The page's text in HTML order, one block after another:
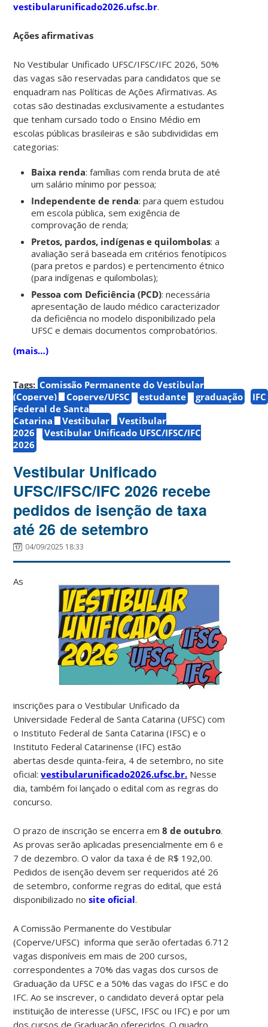
vestibularunificado2026.ufsc.br.
Ações afirmativas
No Vestibular Unificado UFSC/IFSC/IFC 2026, 50%
das vagas são reservadas para candidatos que se
enquadram nas Políticas de Ações Afirmativas. As
cotas são destinadas exclusivamente a estudantes
que tenham cursado todo o Ensino Médio em
escolas públicas brasileiras e são subdivididas em
categorias:
Baixa renda: famílias com renda bruta de até
um salário mínimo por pessoa;
Independente de renda: para quem estudou
em escola pública, sem exigência de
comprovação de renda;
Pretos, pardos, indígenas e quilombolas: a
avaliação será baseada em critérios fenotípicos
(para pretos e pardos) e pertencimento étnico
(para indígenas e quilombolas);
Pessoa com Deficiência (PCD): necessária
apresentação de laudo médico caracterizador
da deficiência no modelo disponibilizado pela
UFSC e demais documentos comprobatórios.
(mais…)
Tags: Comissão Permanente do Vestibular
(Coperve)
Coperve/UFSC estudante graduação
IFC
Federal de Santa
Catarina
Vestibular
Vestibular
2026
Vestibular Unificado UFSC/IFSC/IFC
2026
Vestibular Unificado
UFSC/IFSC/IFC 2026 recebe
pedidos de isenção de taxa
até 26 de setembro
04/09/2025 18:33
As
inscrições para o Vestibular Unificado da
Universidade Federal de Santa Catarina (UFSC) com
o Instituto Federal de Santa Catarina (IFSC) e o
Instituto Federal Catarinense (IFC) estão
abertas desde quinta-feira, 4 de setembro, no site
oficial:vestibularunificado2026.ufsc.br. Nesse
dia, também foi lançado o edital com as regras do
concurso.
O prazo de inscrição se encerra em8 de outubro.
As provas serão aplicadas presencialmente em 6 e
7 de dezembro. O valor da taxa é de R$ 192,00.
Pedidos de isenção devem ser requeridos até 26
de setembro, conforme regras do edital, que está
disponibilizado nosite oficial.
A Comissão Permanente do Vestibular
(Coperve/UFSC) informa que serão ofertadas 6.712
vagas disponíveis em mais de 200 cursos,
correspondentes a 70% das vagas dos cursos de
Graduação da UFSC e a 50% das vagas do IFSC e do
IFC. Ao se inscrever, o candidato deverá optar pela
instituição de interesse (UFSC, IFSC ou IFC) e por um